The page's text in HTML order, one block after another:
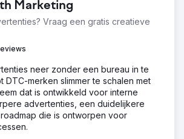
lokale SEO- of
competitieve aard van de branche
om te scoren op zoekwoorden met
zonder een duidelijke en consistente
uitgebreide SEO-strategie, inclusief
on-page optimalisaties, verbeteringen
en interne links. Op basis van
werden specifieke
gecreëerd. Een continue
Marketing
Vraag een gratis creatieve
neer zonder een bureau in te
DTC-merken slimmer te schalen met
dat is ontwikkeld voor interne
advertenties, een duidelijkere
die is ontworpen voor